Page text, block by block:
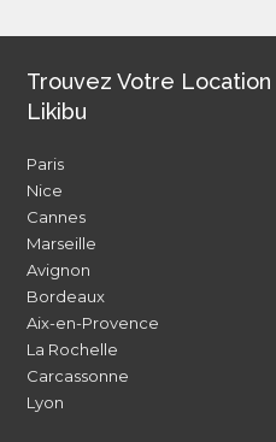
Trouvez Votre Location
Likibu
Paris
Nice
Cannes
Marseille
Avignon
Bordeaux
Aix-en-Provence
La Rochelle
Carcassonne
Lyon